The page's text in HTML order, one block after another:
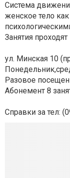
Система
женское тело
Занятия
ул. Минская 10
Разовое
Абонемент 8
Справки за тел: